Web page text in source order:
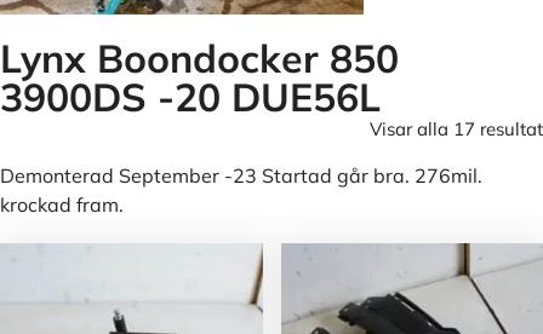
Lynx Boondocker 850
3900DS -20 DUE56L
Visar alla 17 resultat
Demonterad September -23 Startad går bra. 276mil.
krockad fram.